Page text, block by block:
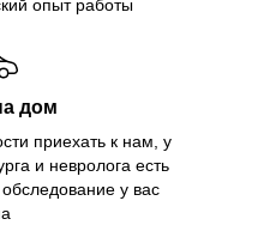
опыт работы
дом
приехать к нам, у
и невролога есть
у вас